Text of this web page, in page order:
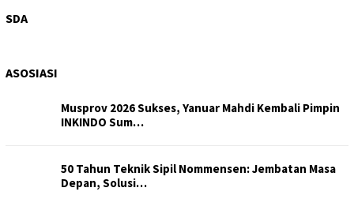
SDASaluran Iri…
ASOSIASI
Musprov 2026 Sukses, Yanuar Mahdi Kembali Pimpin
INKINDO Sum…
50 Tahun Teknik Sipil Nommensen: Jembatan Masa
Depan, Solusi…